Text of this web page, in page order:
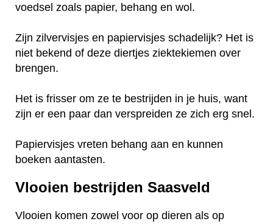
voedsel zoals papier, behang en wol.
Zijn zilvervisjes en papiervisjes schadelijk? Het is
niet bekend of deze diertjes ziektekiemen over
brengen.
Het is frisser om ze te bestrijden in je huis, want
zijn er een paar dan verspreiden ze zich erg snel.
Papiervisjes vreten behang aan en kunnen
boeken aantasten.
Vlooien bestrijden Saasveld
Vlooien komen zowel voor op dieren als op